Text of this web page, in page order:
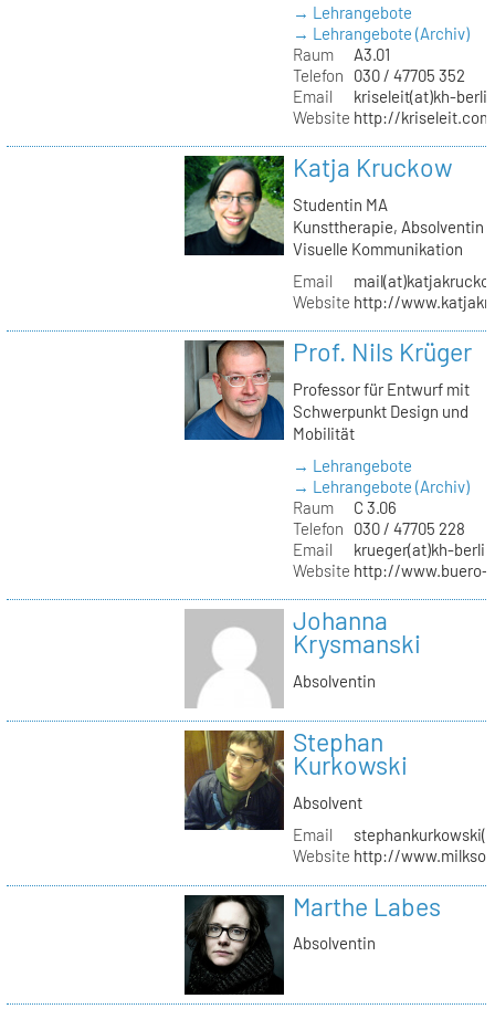
→ Lehrangebote
→ Lehrangebote (Archiv)
Raum
A3.01
Telefon
030 / 47705 352
Email
kriseleit(at)kh-
Website http://kriseleit.com
Katja Kruckow
Studentin MA
Kunsttherapie, Absolventin
Visuelle Kommunikation
Email
Website http://
Prof. Nils Krüger
Professor für Entwurf mit
Schwerpunkt Design und
Mobilität
→ Lehrangebote
→ Lehrangebote (Archiv)
Raum
C 3.06
Telefon
030 / 47705 228
Email
krueger(at)kh-
Website http://www.buero-
Johanna
Krysmanski
Absolventin
Stephan
Kurkowski
Absolvent
Email
Website http://
Marthe Labes
Absolventin